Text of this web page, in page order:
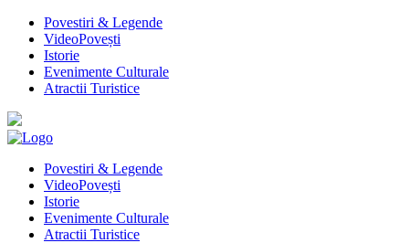
Povestiri & Legende
VideoPovești
Istorie
Evenimente Culturale
Atractii Turistice
Povestiri & Legende
VideoPovești
Istorie
Evenimente Culturale
Atractii Turistice